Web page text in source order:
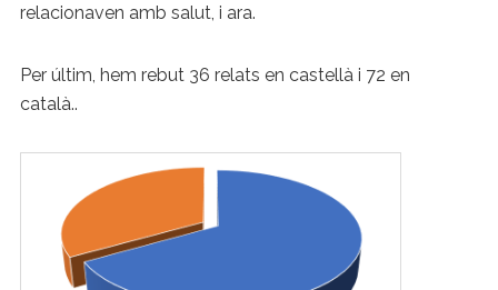
relacionaven amb salut, i ara.
Per últim, hem rebut 36 relats en castellà i 72 en
català..